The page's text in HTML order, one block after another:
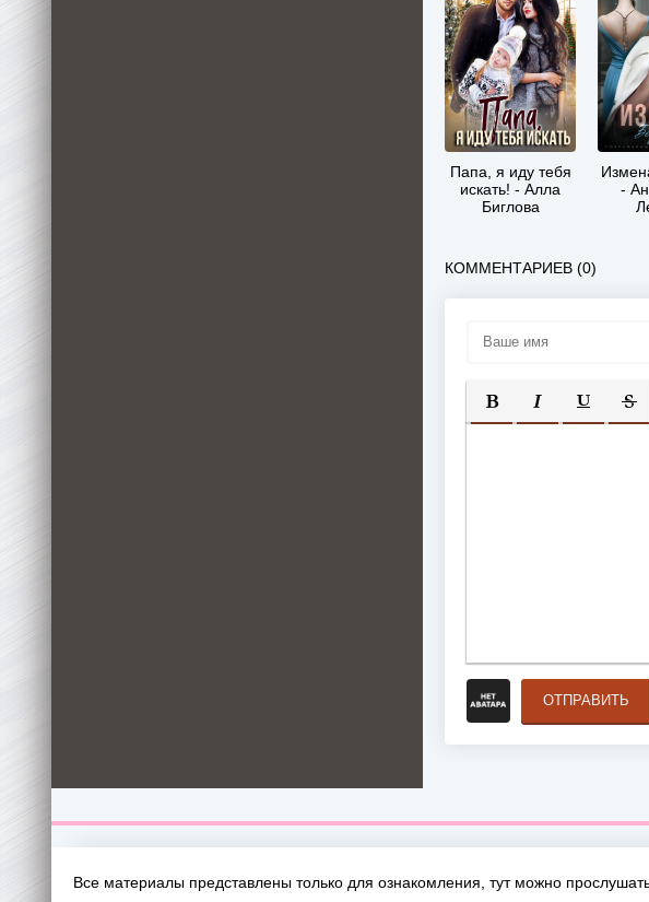
Папа, я иду тебя
искать! - Алла
Биглова
-
КОММЕНТАРИЕВ (0)
ПОЛУЖИРНЫЙ
КУРСИВ
ОТПРАВИТЬ
Все материалы представлены только для ознакомления, тут можно